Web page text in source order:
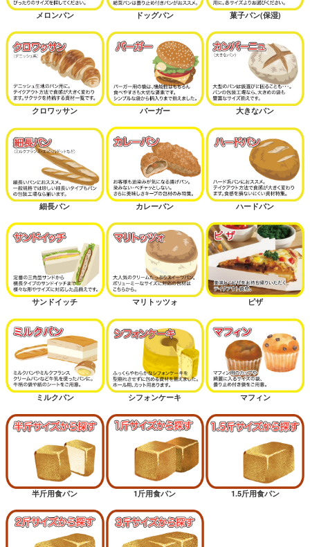
メロンパン ドッグパン 菓子パン(保湿)
クロワッサン バーガー 大きなパン
細長パン カレーパン ハードパン
サンドイッチ マリトッツォ ピザ
ミルクパン シフォンケーキ マフィン
半斤用食パン 1斤用食パン 1.5斤用食パン